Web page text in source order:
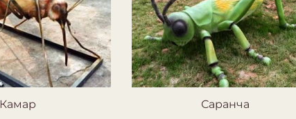
Камар Саранча